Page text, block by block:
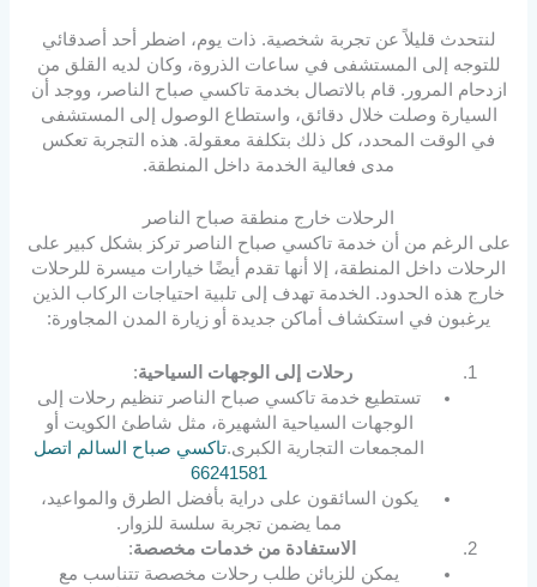
لنتحدث قليلاً عن تجربة شخصية. ذات يوم، اضطر أحد أصدقائي
للتوجه إلى المستشفى في ساعات الذروة، وكان لديه القلق من
ازدحام المرور. قام بالاتصال بخدمة تاكسي صباح الناصر، ووجد أن
السيارة وصلت خلال دقائق، واستطاع الوصول إلى المستشفى
في الوقت المحدد، كل ذلك بتكلفة معقولة. هذه التجربة تعكس
مدى فعالية الخدمة داخل المنطقة.
الرحلات خارج منطقة صباح الناصر
على الرغم من أن خدمة تاكسي صباح الناصر تركز بشكل كبير على
الرحلات داخل المنطقة، إلا أنها تقدم أيضًا خيارات ميسرة للرحلات
خارج هذه الحدود. الخدمة تهدف إلى تلبية احتياجات الركاب الذين
يرغبون في استكشاف أماكن جديدة أو زيارة المدن المجاورة:
رحلات إلى الوجهات السياحية:
تستطيع خدمة تاكسي صباح الناصر تنظيم رحلات إلى
الوجهات السياحية الشهيرة، مثل شاطئ الكويت أو
المجمعات التجارية الكبرى.تاكسي صباح السالم اتصل
66241581
يكون السائقون على دراية بأفضل الطرق والمواعيد،
مما يضمن تجربة سلسة للزوار.
الاستفادة من خدمات مخصصة:
يمكن للزبائن طلب رحلات مخصصة تتناسب مع